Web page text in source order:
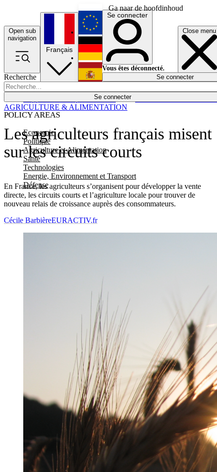
Ga naar de hoofdinhoud
Open sub
navigation
Close menu
Recherche
Se connecter
POLICY AREAS
Economie
Politique
Agriculture et Alimentation
Santé
Technologies
Energie, Environnement et Transport
Défense
Économie
Français
English
Deutsch
Español
Se connecter
Vous êtes déconnecté.
Se connecter
Les agriculteurs français misent
sur les circuits courts
En France, les agriculteurs s’organisent pour développer la vente
directe, les circuits courts et l’agriculture locale pour trouver de
nouveau relais de croissance auprès des consommateurs.
AGRICULTURE & ALIMENTATION
Cécile BarbièreEURACTIV.fr